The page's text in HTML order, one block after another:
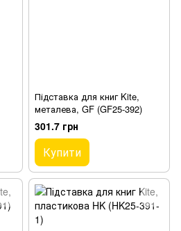
Підставка для книг Kite,
металева, GF (GF25-392)
301.7 грн
Купити